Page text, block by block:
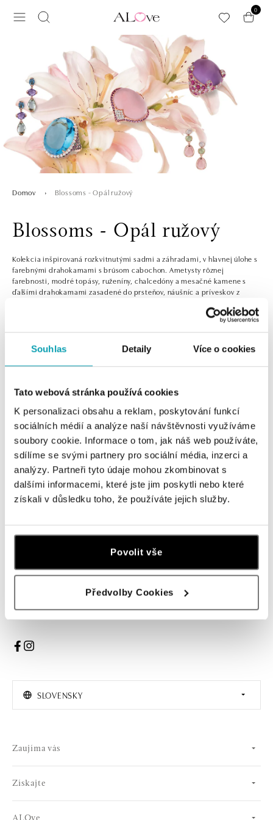
Souhlas Detaily Více o cookies
Tato webová stránka používá cookies
K personalizaci obsahu a reklam, poskytování funkcí
sociálních médií a analýze naší návštěvnosti využíváme
soubory cookie. Informace o tom, jak náš web používáte,
sdílíme se svými partnery pro sociální média, inzerci a
analýzy. Partneři tyto údaje mohou zkombinovat s
dalšími informacemi, které jste jim poskytli nebo které
získali v důsledku toho, že používáte jejich služby.
Povolit vše
Předvolby Cookies
0
Domov Blossoms - Opál ružový
Blossoms - Opál ružový
Kolekcia inšpirovaná rozkvitnutými sadmi a záhradami, v hlavnej úlohe s
farebnými drahokamami s brúsom cabochon. Ametysty rôznej
farebnosti, modré topásy, ruženíny, chalcedóny a mesačné kamene s
ďalšími drahokamami zasadené do prsteňov, náušníc a príveskov z
kameňov alebo siahnite po luxusnejších kúskoch s diamantmi.
Zobraziť viac
Prihlásenie k odberu newslettera
Objavte najnovšie kolekcie, novinky a exkluzívne uvedenia na
PRIHLÁSENIE
Súhlasím s odberom newslettera
SLOVENSKY
Zaujíma vás
Získajte
ALOve